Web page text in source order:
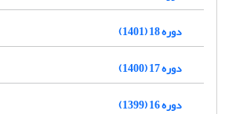
دوره 18 (1401)
دوره 17 (1400)
دوره 16 (1399)